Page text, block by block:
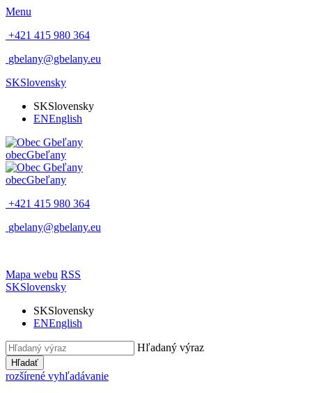
Menu
+421 415 980 364
gbelany@gbelany.eu
SKSlovensky
SKSlovensky
ENEnglish
obecGbeľany
obecGbeľany
+421 415 980 364
gbelany@gbelany.eu
Mapa webu RSS
SKSlovensky
SKSlovensky
ENEnglish
Hľadaný výraz
Hľadať
rozšírené vyhľadávanie